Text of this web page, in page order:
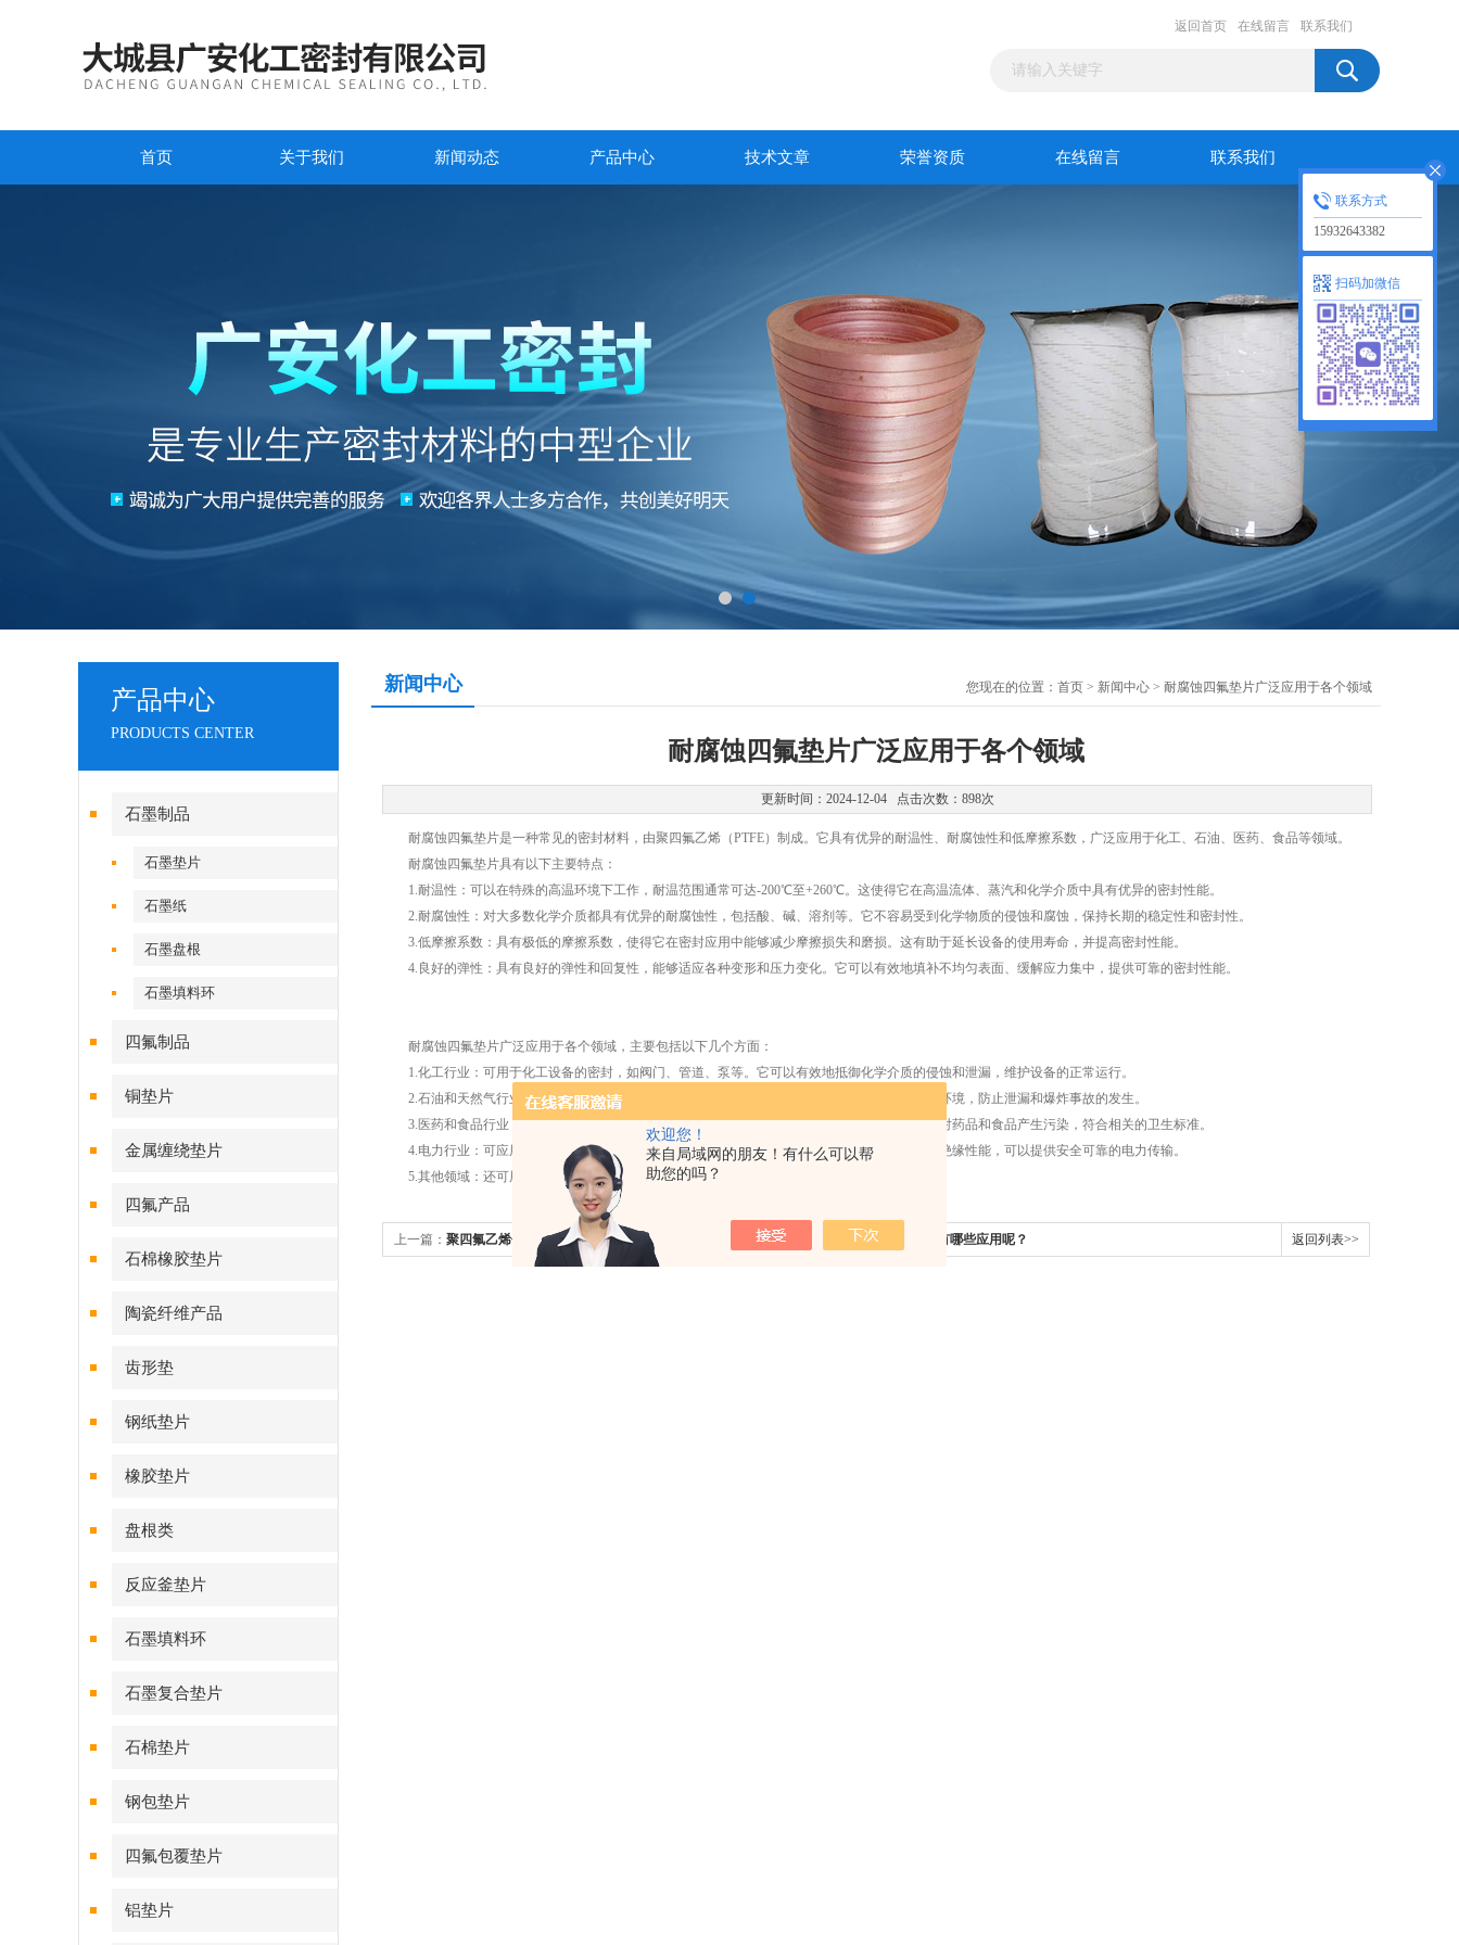
欢迎您！
来自局域网的朋友！有什么可以帮
助您的吗？
返回首页 在线留言 联系我们
首页 关于我们 新闻动态 产品中心 技术文章 荣誉资质 在线留言 联系我们
产品中心
PRODUCTS CENTER
石墨制品
石墨垫片
石墨纸
石墨盘根
石墨填料环
四氟制品
铜垫片
金属缠绕垫片
四氟产品
石棉橡胶垫片
陶瓷纤维产品
齿形垫
钢纸垫片
橡胶垫片
盘根类
反应釜垫片
石墨填料环
石墨复合垫片
石棉垫片
钢包垫片
四氟包覆垫片
铝垫片
新闻中心 您现在的位置： 首页 > 新闻中心 > 耐腐蚀四氟垫片广泛应用于各个领域
耐腐蚀四氟垫片广泛应用于各个领域
更新时间：2024-12-04 点击次数：898次
耐腐蚀四氟垫片是一种常见的密封材料，由聚四氟乙烯（PTFE）制成。它具有优异的耐温性、耐腐蚀性和低摩擦系数，广泛应用于化工、石油、医药、食品等领域。
耐腐蚀四氟垫片具有以下主要特点：
1.耐温性：可以在特殊的高温环境下工作，耐温范围通常可达-200℃至+260℃。这使得它在高温流体、蒸汽和化学介质中具有优异的密封性能。
2.耐腐蚀性：对大多数化学介质都具有优异的耐腐蚀性，包括酸、碱、溶剂等。它不容易受到化学物质的侵蚀和腐蚀，保持长期的稳定性和密封性。
3.低摩擦系数：具有极低的摩擦系数，使得它在密封应用中能够减少摩擦损失和磨损。这有助于延长设备的使用寿命，并提高密封性能。
4.良好的弹性：具有良好的弹性和回复性，能够适应各种变形和压力变化。它可以有效地填补不均匀表面、缓解应力集中，提供可靠的密封性能。
耐腐蚀四氟垫片广泛应用于各个领域，主要包括以下几个方面：
1.化工行业：可用于化工设备的密封，如阀门、管道、泵等。它可以有效地抵御化学介质的侵蚀和泄漏，维护设备的正常运行。
2.石油和天然气行业：在石油和天然气开采、储运中具有重要的应用。它可以承受高温、高压环境，防止泄漏和爆炸事故的发生。
3.医药和食品行业：可以用于医药和食品设备的密封，如药品搅拌器、食品搅拌器等。它不会对药品和食品产生污染，符合相关的卫生标准。
4.电力行业：可应用于电力设备的密封和绝缘，如变压器、电容器等。它具有优异的耐温性和绝缘性能，可以提供安全可靠的电力传输。
5.其他领域：还可用于航天、航空、汽车、机械等领域的各种设备的密封和填料应用。
上一篇： 聚四氟乙烯包覆垫片使用时候要注意哪些事 下一篇： 耐腐蚀四氟垫片在工业中有哪些应用呢？ 返回列表>>
联系方式
15932643382
扫码加微信